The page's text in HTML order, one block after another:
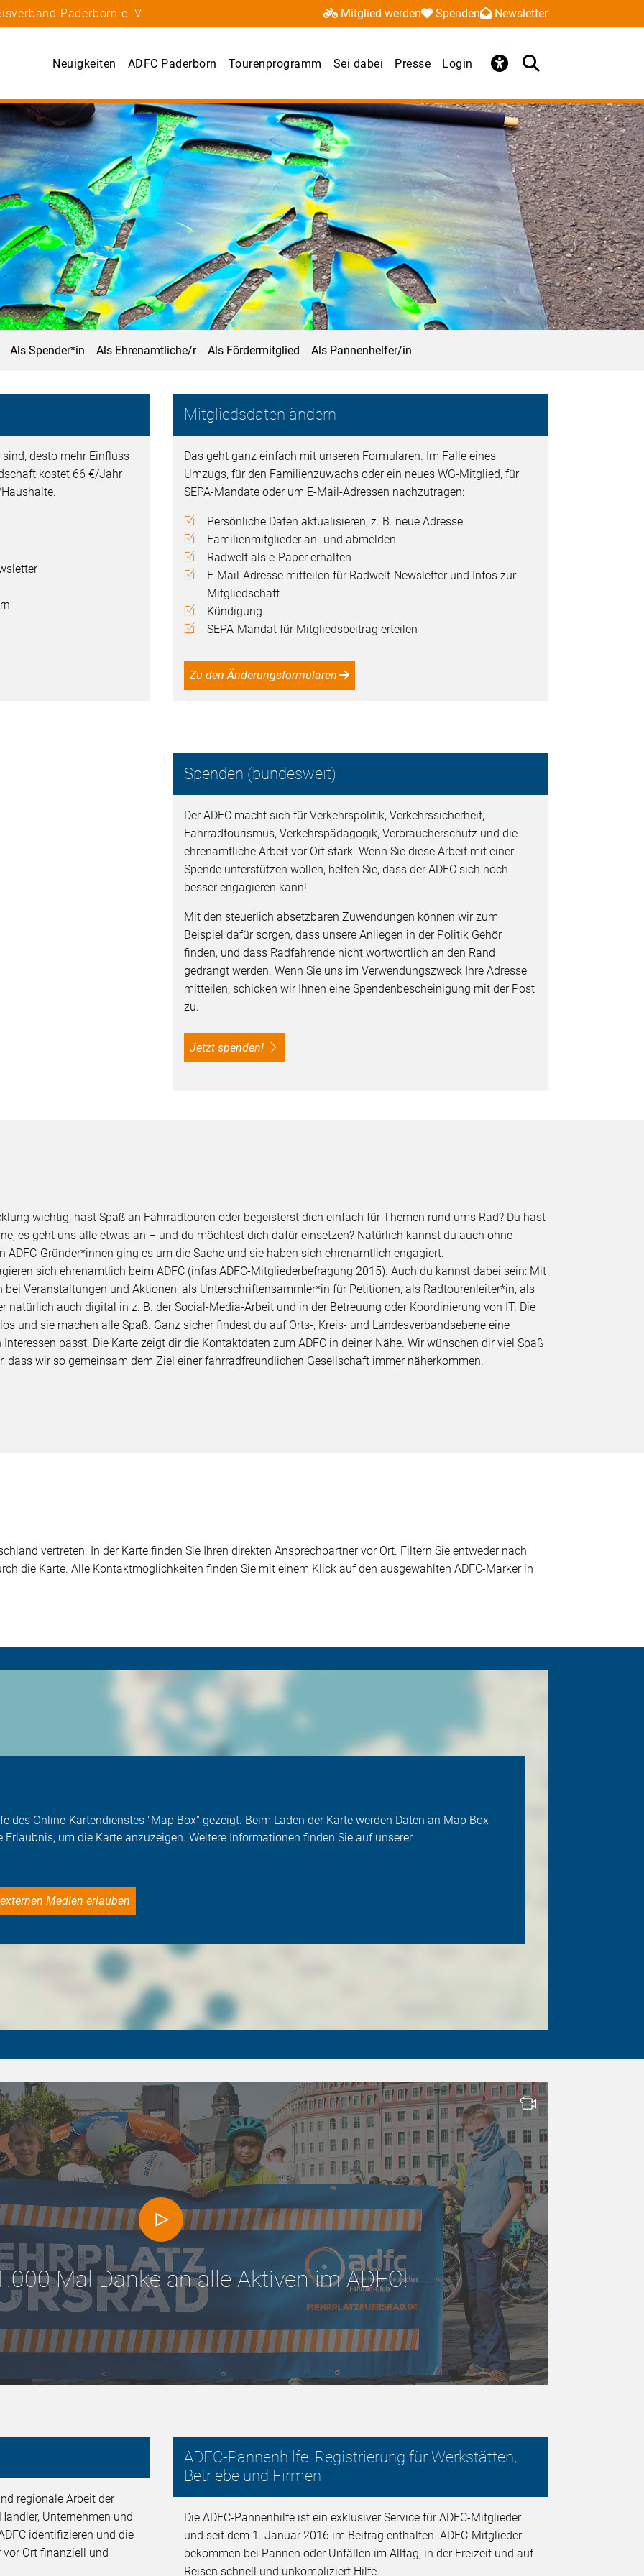
Paderborn e. V. Mitglied werden Spenden Newsletter
Neuigkeiten ADFC Paderborn Tourenprogramm Sei dabei Presse Login
Als Spender*in Als Ehrenamtliche/r Als Fördermitglied Als Pannenhelfer/in
desto mehr Einfluss
kostet 66 €/Jahr
Mitgliedsdaten ändern
Das geht ganz einfach mit unseren Formularen. Im Falle eines
Umzugs, für den Familienzuwachs oder ein neues WG-Mitglied, für
SEPA-Mandate oder um E-Mail-Adressen nachzutragen:
Persönliche Daten aktualisieren, z. B. neue Adresse
Familienmitglieder an- und abmelden
Radwelt als e-Paper erhalten
E-Mail-Adresse mitteilen für Radwelt-Newsletter und Infos zur
Mitgliedschaft
Kündigung
SEPA-Mandat für Mitgliedsbeitrag erteilen
Zu den Änderungsformularen
Spenden (bundesweit)
Der ADFC macht sich für Verkehrspolitik, Verkehrssicherheit,
Fahrradtourismus, Verkehrspädagogik, Verbraucherschutz und die
ehrenamtliche Arbeit vor Ort stark. Wenn Sie diese Arbeit mit einer
Spende unterstützen wollen, helfen Sie, dass der ADFC sich noch
besser engagieren kann!
Mit den steuerlich absetzbaren Zuwendungen können wir zum
Beispiel dafür sorgen, dass unsere Anliegen in der Politik Gehör
finden, und dass Radfahrende nicht wortwörtlich an den Rand
gedrängt werden. Wenn Sie uns im Verwendungszweck Ihre Adresse
mitteilen, schicken wir Ihnen eine Spendenbescheinigung mit der Post
zu.
Jetzt spenden!
wichtig, hast Spaß an Fahrradtouren oder begeisterst dich einfach für Themen rund ums Rad? Du hast
es geht uns alle etwas an – und du möchtest dich dafür einsetzen? Natürlich kannst du auch ohne
Gründer*innen ging es um die Sache und sie haben sich ehrenamtlich engagiert.
sich ehrenamtlich beim ADFC (infas ADFC-Mitgliederbefragung 2015). Auch du kannst dabei sein: Mit
bei Veranstaltungen und Aktionen, als Unterschriftensammler*in für Petitionen, als Radtourenleiter*in, als
auch digital in z. B. der Social-Media-Arbeit und in der Betreuung oder Koordinierung von IT. Die
und sie machen alle Spaß. Ganz sicher findest du auf Orts-, Kreis- und Landesverbandsebene eine
passt. Die Karte zeigt dir die Kontaktdaten zum ADFC in deiner Nähe. Wir wünschen dir viel Spaß
dass wir so gemeinsam dem Ziel einer fahrradfreundlichen Gesellschaft immer näherkommen.
vertreten. In der Karte finden Sie Ihren direkten Ansprechpartner vor Ort. Filtern Sie entweder nach
die Karte. Alle Kontaktmöglichkeiten finden Sie mit einem Klick auf den ausgewählten ADFC-Marker in
des Online-Kartendienstes "Map Box" gezeigt. Beim Laden der Karte werden Daten an Map Box
Erlaubnis, um die Karte anzuzeigen. Weitere Informationen finden Sie auf unserer
externen Medien erlauben
Mal Danke an alle Aktiven im ADFC!
regionale Arbeit der
Unternehmen und
identifizieren und die
Ort finanziell und
ADFC-Pannenhilfe: Registrierung für Werkstätten,
Betriebe und Firmen
Die ADFC-Pannenhilfe ist ein exklusiver Service für ADFC-Mitglieder
und seit dem 1. Januar 2016 im Beitrag enthalten. ADFC-Mitglieder
bekommen bei Pannen oder Unfällen im Alltag, in der Freizeit und auf
Reisen schnell und unkompliziert Hilfe.